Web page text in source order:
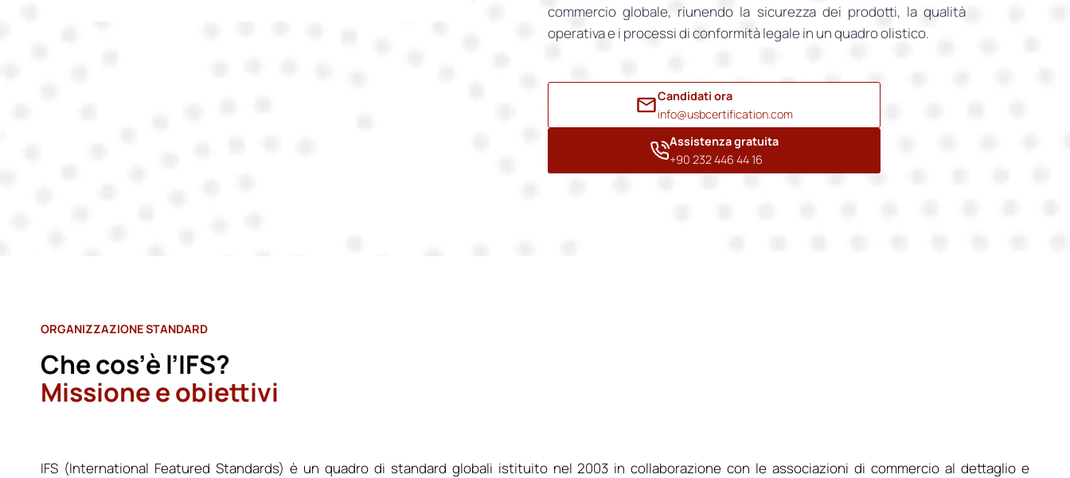
commercio globale, riunendo la sicurezza dei prodotti, la qualità
operativa e i processi di conformità legale in un quadro olistico.
Candidati ora
info@usbcertification.com
Assistenza gratuita
+90 232 446 44 16
ORGANIZZAZIONE STANDARD
Che cos’è l’IFS?
Missione e obiettivi
IFS (International Featured Standards) è un quadro di standard globali istituito nel 2003 in collaborazione con le associazioni di commercio al dettaglio e